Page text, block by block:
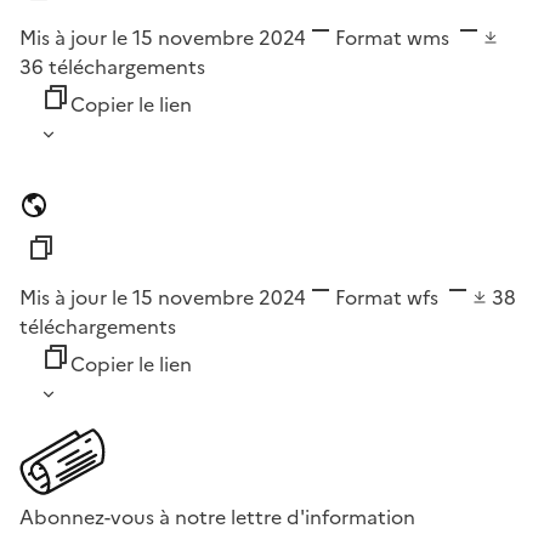
Mis à jour le 15 novembre 2024 Format wms
36 téléchargements
Copier le lien
Mis à jour le 15 novembre 2024 Format wfs
38
téléchargements
Copier le lien
Abonnez-vous à notre lettre d'information